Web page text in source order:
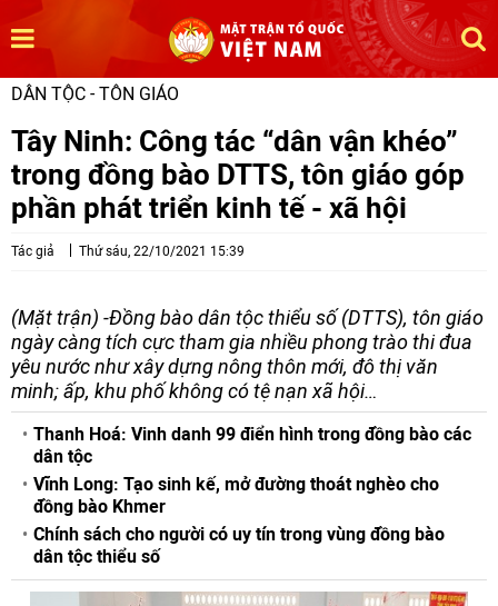
DÂN TỘC - TÔN GIÁO
Tây Ninh: Công tác “dân vận khéo”
trong đồng bào DTTS, tôn giáo góp
phần phát triển kinh tế - xã hội
Tác giả Thứ sáu, 22/10/2021 15:39
(Mặt trận) -Đồng bào dân tộc thiểu số (DTTS), tôn giáo
ngày càng tích cực tham gia nhiều phong trào thi đua
yêu nước như xây dựng nông thôn mới, đô thị văn
minh; ấp, khu phố không có tệ nạn xã hội…
Thanh Hoá: Vinh danh 99 điển hình trong đồng bào các
dân tộc
Vĩnh Long: Tạo sinh kế, mở đường thoát nghèo cho
đồng bào Khmer
Chính sách cho người có uy tín trong vùng đồng bào
dân tộc thiểu số